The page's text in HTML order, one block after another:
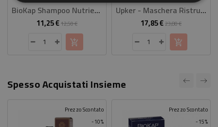
BioKap Shampoo Nutriente Riparatore
11,25 €Prezzo
base
12,50 €Prezzo
Upker - Maschera Ristrutturante 150 Ml
17,85 €Prezzo
base
23,80 €Prezzo
Spesso Acquistati Insieme
-10%
Prezzo Scontato
-15%
Prezzo Scontato